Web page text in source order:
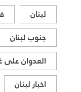
لبنان
جنوب لبنان
العدوان على
اخبار لبنان